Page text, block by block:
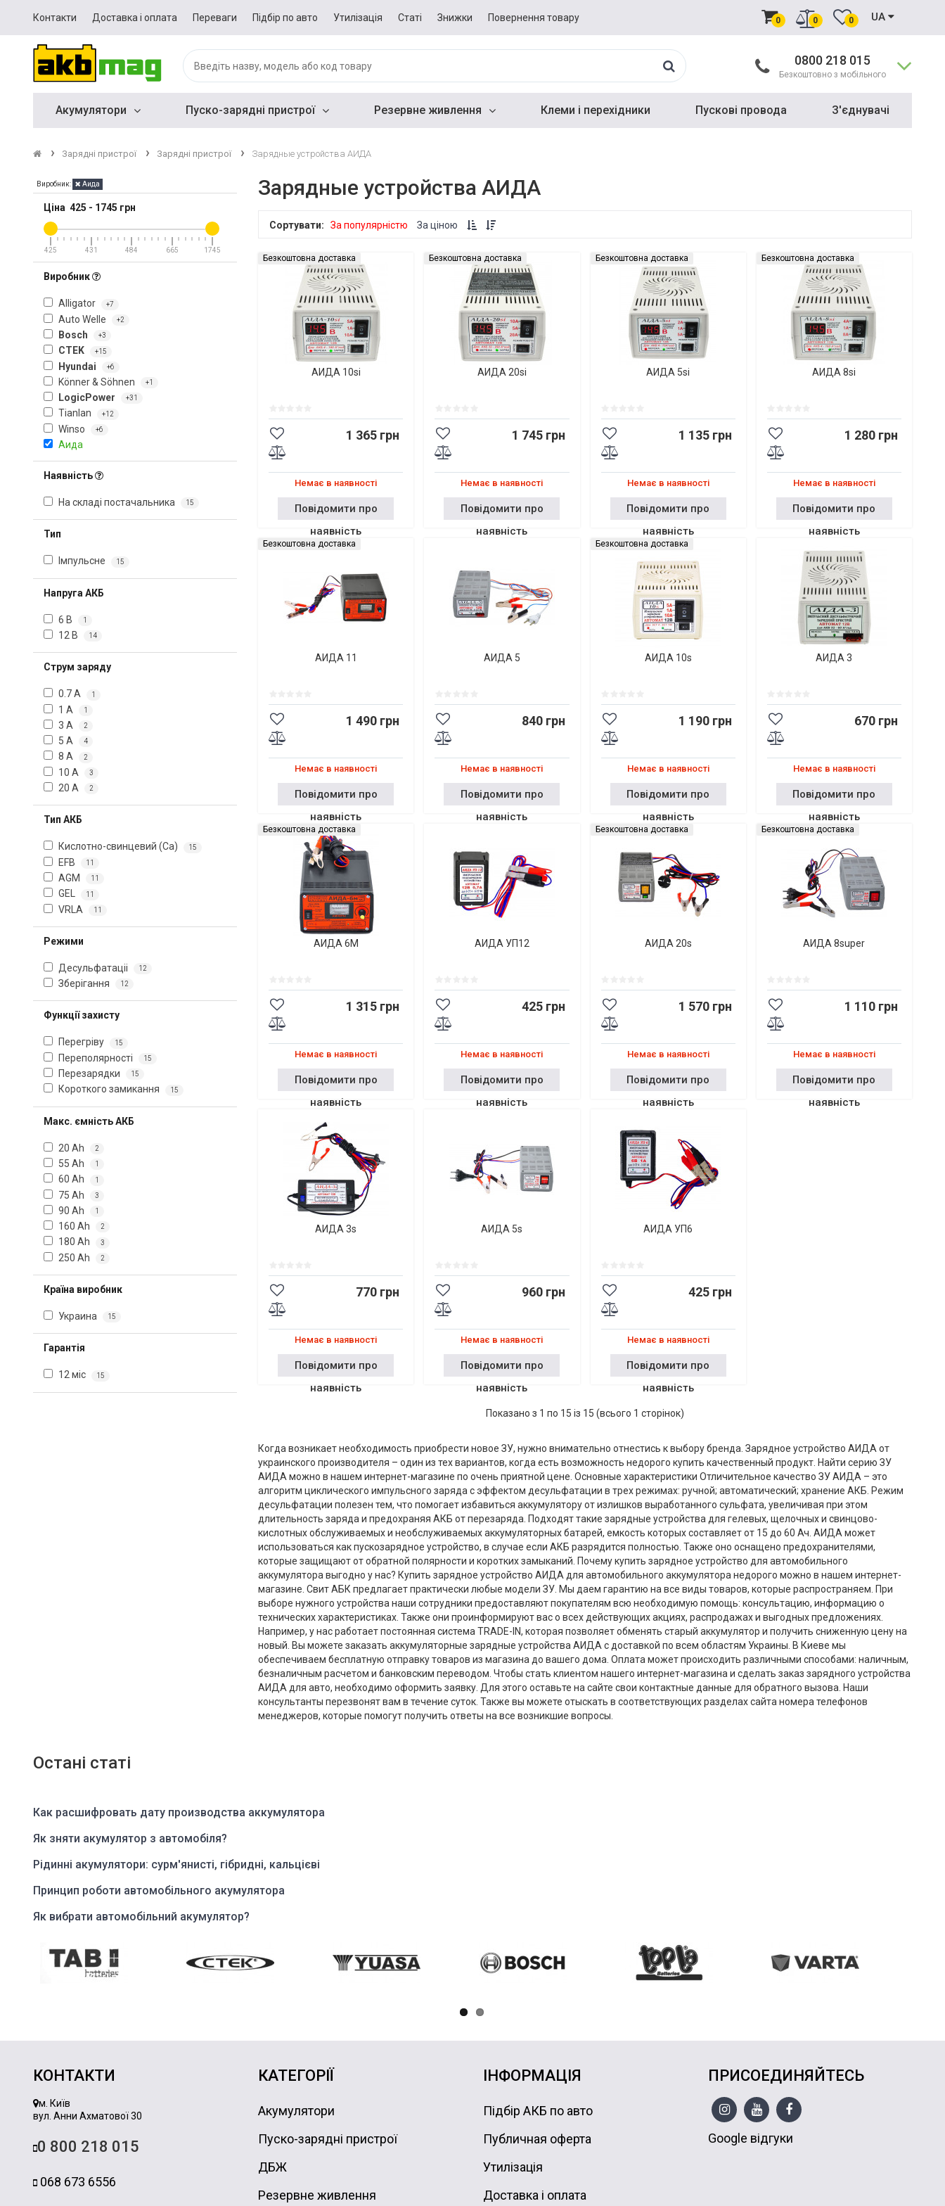
Контакти Доставка і оплата Переваги Підбір по авто Утилізація Статі Знижки Повернення товару 0 0 0 UA
0800 218 015
Безкоштовно з мобільного
Акумулятори Пуско-зарядні пристрої Резервне живлення Клеми і перехідники Пускові провода З'єднувачі
Зарядні пристрої Зарядні пристрої Зарядные устройства АИДА
Виробник: Аида
Ціна 425 - 1745 грн
425 431 484 665 1745
Виробник
Alligator +7
Auto Welle +2
Bosch +3
CTEK +15
Hyundai +6
Könner & Söhnen +1
LogicPower +31
Tianlan +12
Winso +6
Аида
Наявність
На складі постачальника 15
Тип
Імпульсне 15
Напруга АКБ
6 В 1
12 В 14
Струм заряду
0.7 А 1
1 А 1
3 А 2
5 А 4
8 А 2
10 А 3
20 А 2
Тип АКБ
Кислотно-свинцевий (Ca) 15
EFB 11
AGM 11
GEL 11
VRLA 11
Режими
Десульфатаціі 12
Зберігання 12
Функції захисту
Перегріву 15
Переполярності 15
Перезарядки 15
Короткого замикання 15
Макс. ємність АКБ
20 Ah 2
55 Ah 1
60 Ah 1
75 Ah 3
90 Ah 1
160 Ah 2
180 Ah 3
250 Ah 2
Країна виробник
Украина 15
Гарантія
12 міс 15
Зарядные устройства АИДА
Сортувати: За популярністю За ціною
Безкоштовна доставка
АИДА 10si
1 365 грн
Немає в наявності
Повідомити про
наявність
Безкоштовна доставка
АИДА 20si
1 745 грн
Немає в наявності
Повідомити про
наявність
Безкоштовна доставка
АИДА 5si
1 135 грн
Немає в наявності
Повідомити про
наявність
Безкоштовна доставка
АИДА 8si
1 280 грн
Немає в наявності
Повідомити про
наявність
Безкоштовна доставка
АИДА 11
1 490 грн
Немає в наявності
Повідомити про
наявність
АИДА 5
840 грн
Немає в наявності
Повідомити про
наявність
Безкоштовна доставка
АИДА 10s
1 190 грн
Немає в наявності
Повідомити про
наявність
АИДА 3
670 грн
Немає в наявності
Повідомити про
наявність
Безкоштовна доставка
АИДА 6М
1 315 грн
Немає в наявності
Повідомити про
наявність
АИДА УП12
425 грн
Немає в наявності
Повідомити про
наявність
Безкоштовна доставка
АИДА 20s
1 570 грн
Немає в наявності
Повідомити про
наявність
Безкоштовна доставка
АИДА 8super
1 110 грн
Немає в наявності
Повідомити про
наявність
АИДА 3s
770 грн
Немає в наявності
Повідомити про
наявність
АИДА 5s
960 грн
Немає в наявності
Повідомити про
наявність
АИДА УП6
425 грн
Немає в наявності
Повідомити про
наявність
Показано з 1 по 15 із 15 (всього 1 сторінок)
Когда возникает необходимость приобрести новое ЗУ, нужно внимательно отнестись к выбору бренда. Зарядное устройство АИДА от
украинского производителя – один из тех вариантов, когда есть возможность недорого купить качественный продукт. Найти серию ЗУ
АИДА можно в нашем интернет-магазине по очень приятной цене. Основные характеристики Отличительное качество ЗУ АИДА – это
алгоритм циклического импульсного заряда с эффектом десульфатации в трех режимах: ручной; автоматический; хранение АКБ. Режим
десульфатации полезен тем, что помогает избавиться аккумулятору от излишков выработанного сульфата, увеличивая при этом
длительность заряда и предохраняя АКБ от перезаряда. Подходят такие зарядные устройства для гелевых, щелочных и свинцово-
кислотных обслуживаемых и необслуживаемых аккумуляторных батарей, емкость которых составляет от 15 до 60 Ач. АИДА может
использоваться как пускозарядное устройство, в случае если АКБ разрядится полностью. Также оно оснащено предохранителями,
которые защищают от обратной полярности и коротких замыканий. Почему купить зарядное устройство для автомобильного
аккумулятора выгодно у нас? Купить зарядное устройство АИДА для автомобильного аккумулятора недорого можно в нашем интернет-
магазине. Свит АБК предлагает практически любые модели ЗУ. Мы даем гарантию на все виды товаров, которые распространяем. При
выборе нужного устройства наши сотрудники предоставляют покупателям всю необходимую помощь: консультацию, информацию о
технических характеристиках. Также они проинформируют вас о всех действующих акциях, распродажах и выгодных предложениях.
Например, у нас работает постоянная система TRADE-IN, которая позволяет обменять старый аккумулятор и получить сниженную цену на
новый. Вы можете заказать аккумуляторные зарядные устройства АИДА с доставкой по всем областям Украины. В Киеве мы
обеспечиваем бесплатную отправку товаров из магазина до вашего дома. Оплата может происходить различными способами: наличным,
безналичным расчетом и банковским переводом. Чтобы стать клиентом нашего интернет-магазина и сделать заказ зарядного устройства
АИДА для авто, необходимо оформить заявку. Для этого оставьте на сайте свои контактные данные для обратного вызова. Наши
консультанты перезвонят вам в течение суток. Также вы можете отыскать в соответствующих разделах сайта номера телефонов
менеджеров, которые помогут получить ответы на все возникшие вопросы.
Остані статі
Как расшифровать дату производства аккумулятора
Як зняти акумулятор з автомобіля?
Рідинні акумулятори: сурм'янисті, гібридні, кальцієві
Принцип роботи автомобільного акумулятора
Як вибрати автомобільний акумулятор?
КОНТАКТИ
м. Київ
вул. Анни Ахматової 30
0 800 218 015
068 673 6556
КАТЕГОРІЇ
Акумулятори
Пуско-зарядні пристрої
ДБЖ
Резервне живлення
ІНФОРМАЦІЯ
Підбір АКБ по авто
Публичная оферта
Утилізація
Доставка і оплата
ПРИСОЕДИНЯЙТЕСЬ
Google відгуки